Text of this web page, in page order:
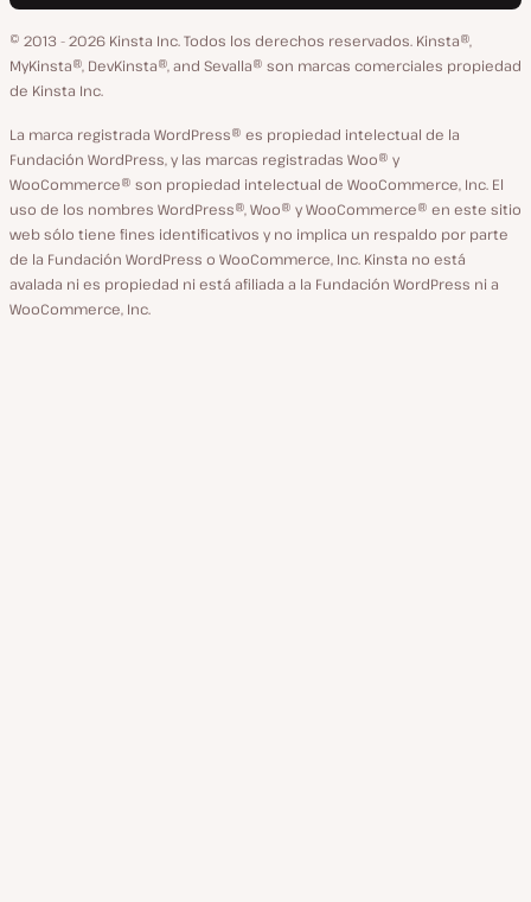
GitHub
X
YouTube
Facebook
LinkedIn
idioma
© 2013 - 2026 Kinsta Inc. Todos los derechos reservados. Kinsta®,
MyKinsta®, DevKinsta®, and Sevalla® son marcas comerciales propiedad
de Kinsta Inc.
La marca registrada WordPress® es propiedad intelectual de la
Fundación WordPress, y las marcas registradas Woo® y
WooCommerce® son propiedad intelectual de WooCommerce, Inc. El
uso de los nombres WordPress®, Woo® y WooCommerce® en este sitio
web sólo tiene fines identificativos y no implica un respaldo por parte
de la Fundación WordPress o WooCommerce, Inc. Kinsta no está
avalada ni es propiedad ni está afiliada a la Fundación WordPress ni a
WooCommerce, Inc.